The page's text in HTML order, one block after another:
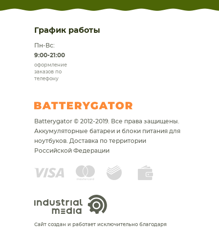
График работы
Пн-Вс:
9:00-21:00
оформление
заказов по
телефону
Batterygator © 2012-2019. Все права защищены.
Аккумуляторные батареи и блоки питания для
ноутбуков. Доставка по территории
Российской Федерации
Сайт создан и работает исключительно благодаря